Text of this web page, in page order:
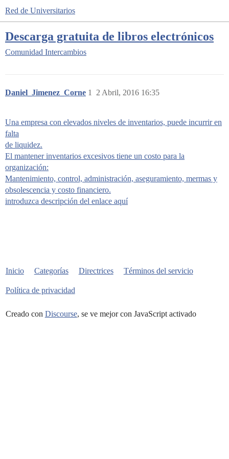
Red de Universitarios
Descarga gratuita de libros electrónicos
Comunidad Intercambios
Daniel_Jimenez_Corne 2 Abril, 2016 16:35
1
Una empresa con elevados niveles de inventarios, puede incurrir en
falta
de liquidez.
El mantener inventarios excesivos tiene un costo para la
organización:
Mantenimiento, control, administración, aseguramiento, mermas y
obsolescencia y costo financiero.
introduzca descripción del enlace aquí
Inicio Categorías Directrices Términos del servicio
Política de privacidad
Creado con Discourse, se ve mejor con JavaScript activado